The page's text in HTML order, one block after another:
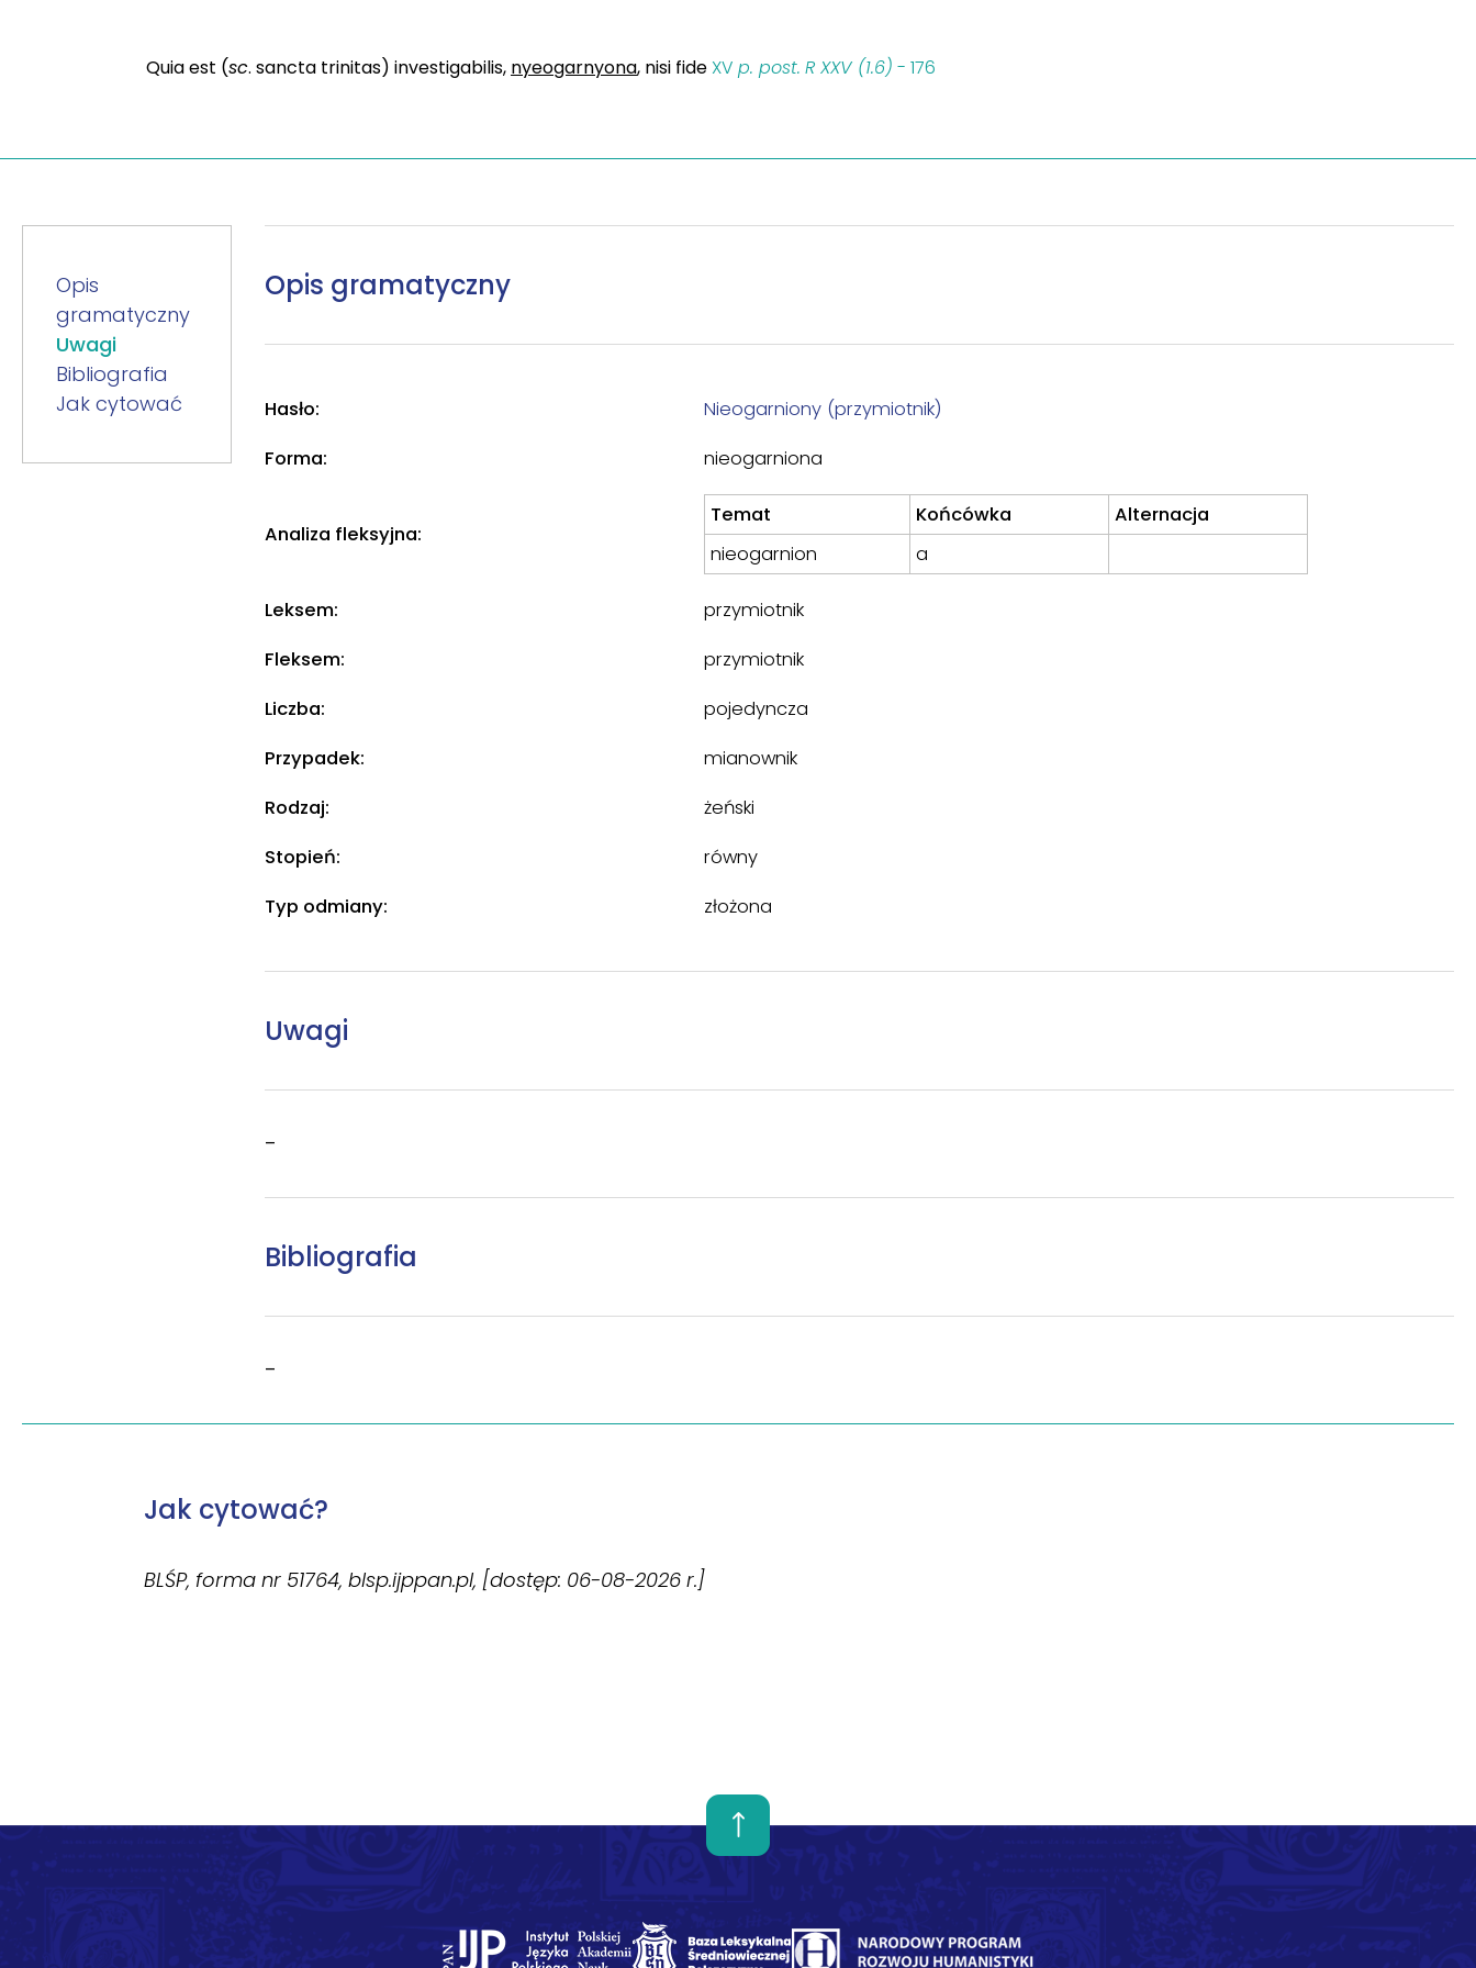
Quia est (sc. sancta trinitas) investigabilis, nyeogarnyona, nisi fide XV p. post. R XXV (1.6) - 176
Opis
gramatyczny
Uwagi
Bibliografia
Jak cytować
Opis gramatyczny
Hasło:
Nieogarniony (przymiotnik)
Forma:
nieogarniona
Analiza fleksyjna:
Temat Końcówka
Alternacja
nieogarnion
a
Leksem:
przymiotnik
Fleksem:
przymiotnik
Liczba:
pojedyncza
Przypadek:
mianownik
Rodzaj:
żeński
Stopień:
równy
Typ odmiany:
złożona
Uwagi
–
Bibliografia
–
Jak cytować?
BLŚP, forma nr 51764, blsp.ijppan.pl, [dostęp: 06-08-2026 r.]